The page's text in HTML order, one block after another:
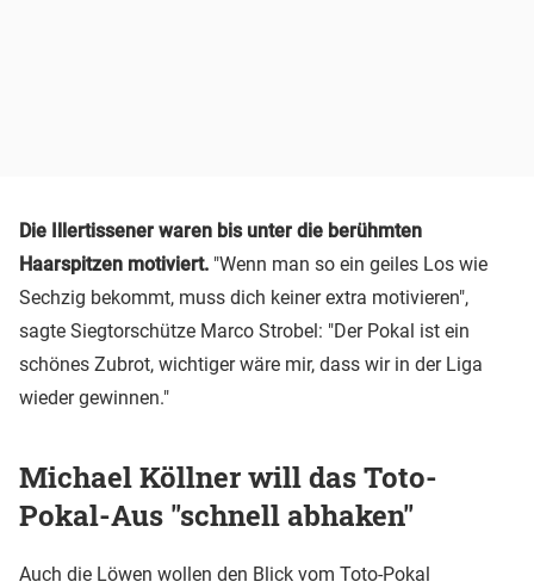
Die Illertissener waren bis unter die berühmten
Haarspitzen motiviert. "Wenn man so ein geiles Los wie
Sechzig bekommt, muss dich keiner extra motivieren",
sagte Siegtorschütze Marco Strobel: "Der Pokal ist ein
schönes Zubrot, wichtiger wäre mir, dass wir in der Liga
wieder gewinnen."
Michael Köllner will das Toto-
Pokal-Aus "schnell abhaken"
Auch die Löwen wollen den Blick vom Toto-Pokal